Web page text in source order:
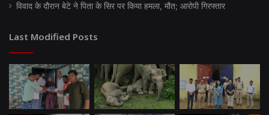
विवाद के दौरान बेटे ने पिता के सिर पर किया हमला, मौत; आरोपी गिरफ्तार
Last Modified Posts